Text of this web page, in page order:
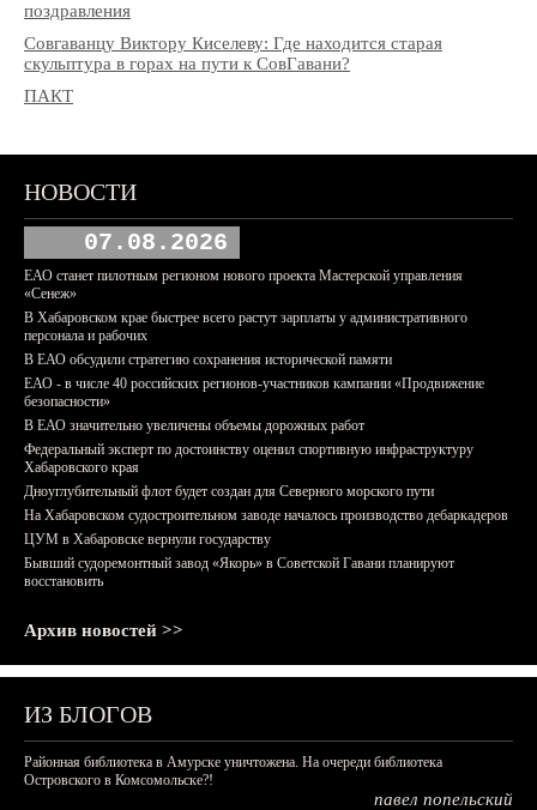
поздравления
Совгаванцу Виктору Киселеву: Где находится старая
скульптура в горах на пути к СовГавани?
ПАКТ
НОВОСТИ
07.08.2026
ЕАО станет пилотным регионом нового проекта Мастерской управления
«Сенеж»
В Хабаровском крае быстрее всего растут зарплаты у административного
персонала и рабочих
В ЕАО обсудили стратегию сохранения исторической памяти
ЕАО - в числе 40 российских регионов-участников кампании «Продвижение
безопасности»
В ЕАО значительно увеличены объемы дорожных работ
Федеральный эксперт по достоинству оценил спортивную инфраструктуру
Хабаровского края
Дноуглубительный флот будет создан для Северного морского пути
На Хабаровском судостроительном заводе началось производство дебаркадеров
ЦУМ в Хабаровске вернули государству
Бывший судоремонтный завод «Якорь» в Советской Гавани планируют
восстановить
Архив новостей >>
ИЗ БЛОГОВ
Районная библиотека в Амурске уничтожена. На очереди библиотека
Островского в Комсомольске?!
павел попельский